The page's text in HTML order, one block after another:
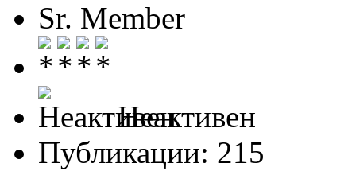
Sr. Member
Неактивен
Публикации: 215